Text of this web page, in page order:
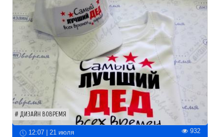
ДИЗАЙН ВОВРЕМЯ
12:07 | 21 июля 932